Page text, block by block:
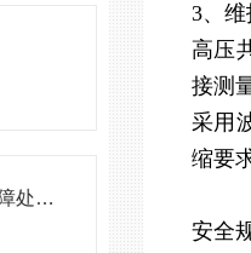
高压隔相封闭母线槽常见故障处理方案
3、
高压
接测
采用
缩要
安全